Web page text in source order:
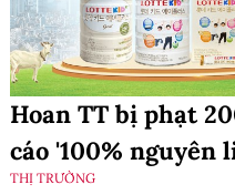
Hoan TT bị phạt
cáo '100% nguyên
THỊ TRƯỜNG